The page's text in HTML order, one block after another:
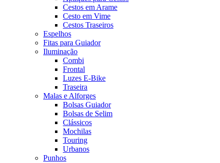
Cestos em Arame
Cesto em Vime
Cestos Traseiros
Espelhos
Fitas para Guiador
Iluminação
Combi
Frontal
Luzes E-Bike
Traseira
Malas e Alforges
Bolsas Guiador
Bolsas de Selim
Clássicos
Mochilas
Touring
Urbanos
Punhos